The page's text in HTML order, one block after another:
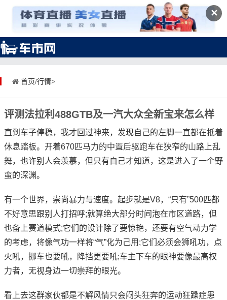
✕
首页/行情>
评测法拉利488GTB及一汽大众全新宝来怎么样
直到车子停稳，我才回过神来，发现自己的左脚一直都在抵着
休息踏板。开着670匹马力的中置后驱跑车在狭窄的山路上乱
舞，也许别人会羡慕，但只有自己才知道，这是进入了一个野
蛮的深渊。
有一个世界，崇尚暴力与速度。起步就是V8，“只有”500匹都
不好意思跟别人打招呼;就算绝大部分时间泡在市区道路，但
也备上赛道模式;它们的设计除了要惊艳，还要有空气动力学
的考虑，将像气功一样将“气”化为己用;它们必须会狮吼功，点
火吼，挪车也要吼，降挡更要吼;车主下车的眼神要像最高权
力者，无视身边一切崇拜的眼光。
看上去这群家伙都是不解风情只会闷头狂奔的运动狂躁症患